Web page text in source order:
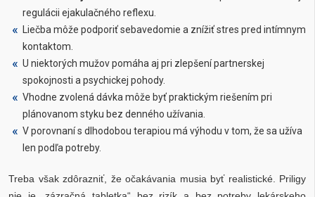
regulácii ejakulačného reflexu.
Liečba môže podporiť sebavedomie a znížiť stres pred intímnym
kontaktom.
U niektorých mužov pomáha aj pri zlepšení partnerskej
spokojnosti a psychickej pohody.
Vhodne zvolená dávka môže byť praktickým riešením pri
plánovanom styku bez denného užívania.
V porovnaní s dlhodobou terapiou má výhodu v tom, že sa užíva
len podľa potreby.
Treba však zdôrazniť, že očakávania musia byť realistické. Priligy